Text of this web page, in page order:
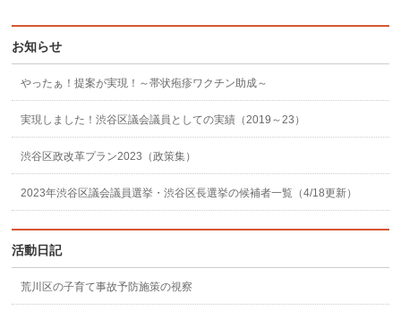
お知らせ
やったぁ！提案が実現！～帯状疱疹ワクチン助成～
実現しました！渋谷区議会議員としての実績（2019～23）
渋谷区政改革プラン2023（政策集）
2023年渋谷区議会議員選挙・渋谷区長選挙の候補者一覧（4/18更新）
活動日記
荒川区の子育て事故予防施策の視察